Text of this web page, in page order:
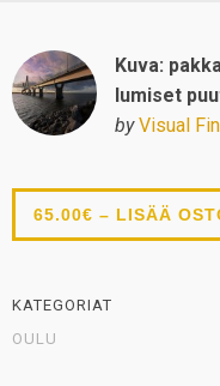
Kuva:
lumiset
by Visual
65.00€ – LISÄÄ
KATEGORIAT
OULU